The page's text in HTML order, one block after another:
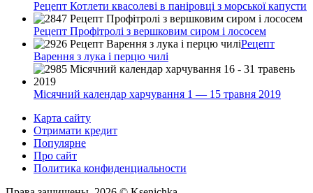
Рецепт Котлети квасолеві в паніровці з морської капусти
Рецепт Профітролі з вершковим сиром і лососем
Рецепт
Варення з лука і перцю чилі
Місячний календар харчування 1 — 15 травня 2019
Карта сайту
Отримати кредит
Популярне
Про сайт
Политика конфиденциальности